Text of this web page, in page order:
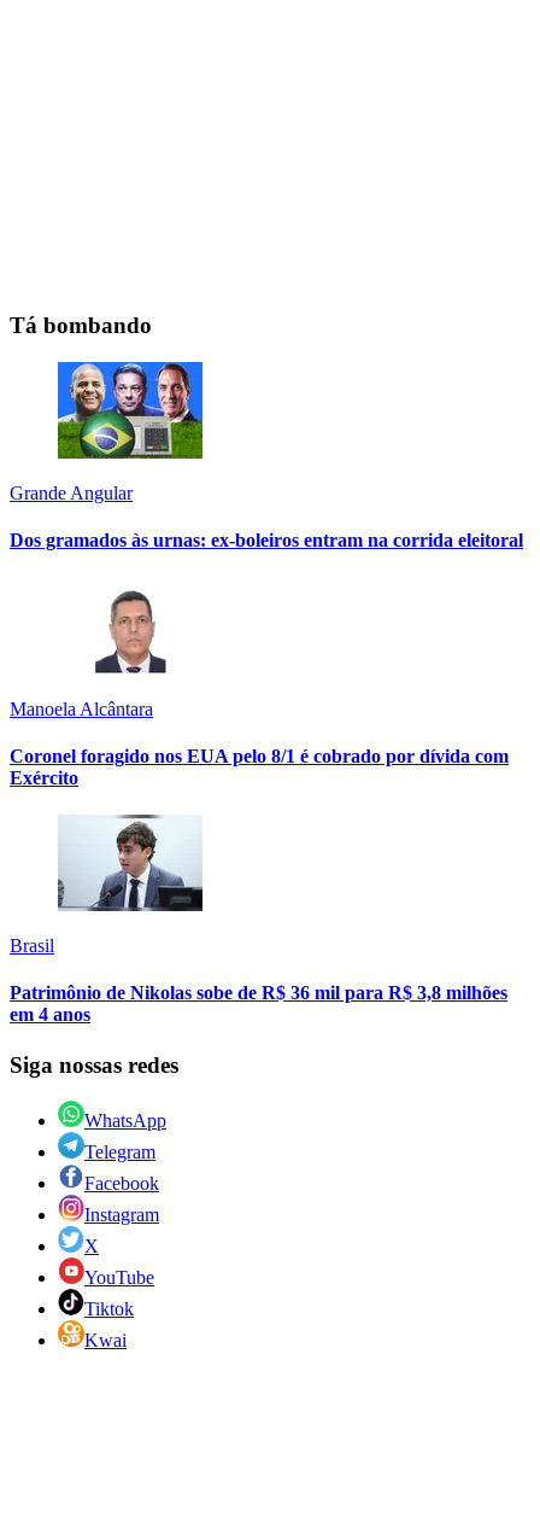
Tá bombando
Grande Angular
Dos gramados às urnas: ex-boleiros entram na corrida eleitoral
Manoela Alcântara
Coronel foragido nos EUA pelo 8/1 é cobrado por dívida com
Exército
Brasil
Patrimônio de Nikolas sobe de R$ 36 mil para R$ 3,8 milhões
em 4 anos
Siga nossas redes
WhatsApp
Telegram
Facebook
Instagram
X
YouTube
Tiktok
Kwai